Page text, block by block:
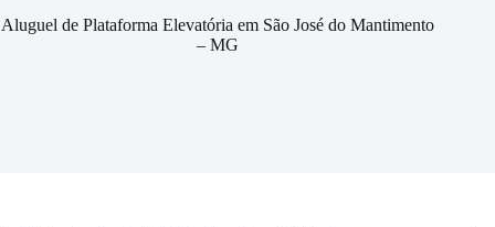
Aluguel de Plataforma Elevatória em São José do Mantimento
– MG